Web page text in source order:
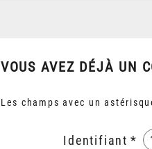
VOUS AVEZ DÉJÀ UN
Les champs avec un
Identifiant